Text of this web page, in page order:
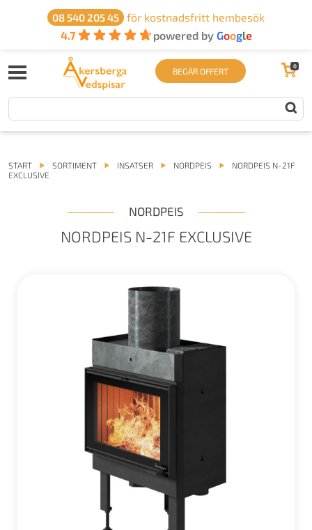
08 540 205 45
för kostnadsfritt hembesök
4.7
powered by Google
BEGÄR OFFERT 0
START SORTIMENT INSATSER NORDPEIS
NORDPEIS N-21F
EXCLUSIVE
NORDPEIS
NORDPEIS N-21F EXCLUSIVE